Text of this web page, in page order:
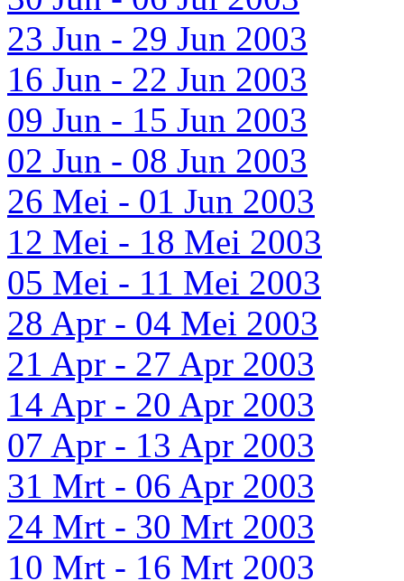
23 Jun - 29 Jun 2003
16 Jun - 22 Jun 2003
09 Jun - 15 Jun 2003
02 Jun - 08 Jun 2003
26 Mei - 01 Jun 2003
12 Mei - 18 Mei 2003
05 Mei - 11 Mei 2003
28 Apr - 04 Mei 2003
21 Apr - 27 Apr 2003
14 Apr - 20 Apr 2003
07 Apr - 13 Apr 2003
31 Mrt - 06 Apr 2003
24 Mrt - 30 Mrt 2003
10 Mrt - 16 Mrt 2003